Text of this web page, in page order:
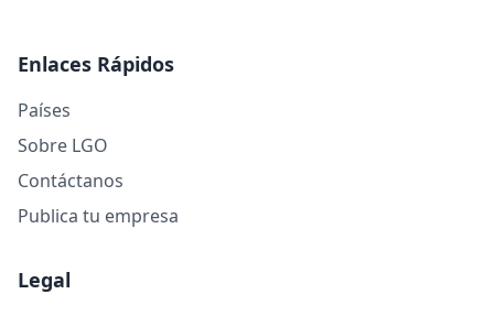
Enlaces Rápidos
Países
Sobre LGO
Contáctanos
Publica tu empresa
Legal